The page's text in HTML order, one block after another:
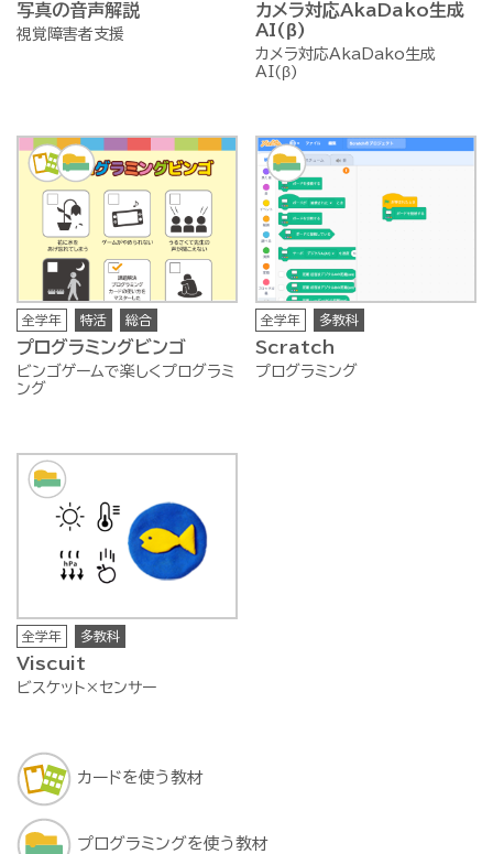
写真の音声解説
視覚障害者支援
カメラ対応AkaDako生成
AI(β)
カメラ対応AkaDako生成
AI(β)
全学年 特活 総合
プログラミングビンゴ
ビンゴゲームで楽しくプログラミ
ング
全学年 多教科
Scratch
プログラミング
全学年 多教科
Viscuit
ビスケット×センサー
カードを使う教材
プログラミングを使う教材